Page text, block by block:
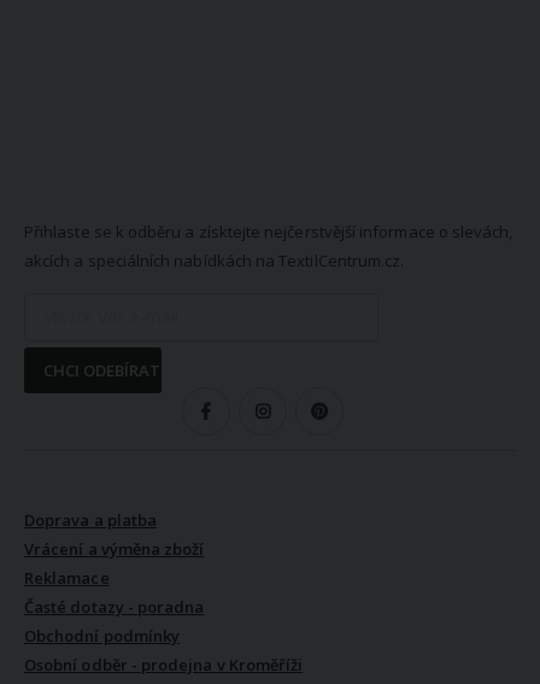
Přihlaste se k odběru a získtejte nejčerstvější informace o slevách,
akcích a speciálních nabídkách na TextilCentrum.cz.
CHCI ODEBÍRAT
Doprava a platba
Vrácení a výměna zboží
Reklamace
Časté dotazy - poradna
Obchodní podmínky
Osobní odběr - prodejna v Kroměříži